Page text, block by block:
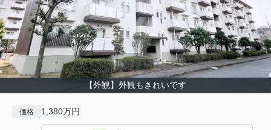
【外観】外観もきれいです
価格 1,380万円